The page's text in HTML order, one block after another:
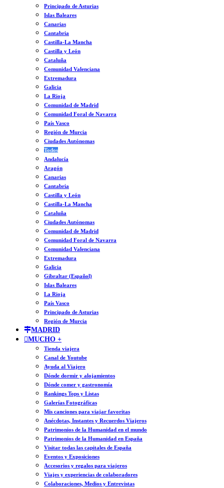
Principado de Asturias
Islas Baleares
Canarias
Cantabria
Castilla-La Mancha
Castilla y León
Cataluña
Comunidad Valenciana
Extremadura
Galicia
La Rioja
Comunidad de Madrid
Comunidad Foral de Navarra
País Vasco
Región de Murcia
Ciudades Autónomas
Todos
Andalucía
Aragón
Canarias
Cantabria
Castilla y León
Castilla-La Mancha
Cataluña
Ciudades Autónomas
Comunidad de Madrid
Comunidad Foral de Navarra
Comunidad Valenciana
Extremadura
Galicia
Gibraltar (Español)
Islas Baleares
La Rioja
País Vasco
Principado de Asturias
Región de Murcia
MADRID
MUCHO +
Tienda viajera
Canal de Youtube
Ayuda al Viajero
Dónde dormir y alojamientos
Dónde comer y gastronomía
Rankings Tops y Listas
Galerías Fotográficas
Mis canciones para viajar favoritas
Anécdotas, Instantes y Recuerdos Viajeros
Patrimonios de la Humanidad en el mundo
Patrimonios de la Humanidad en España
Visitar todas las capitales de España
Eventos y Exposiciones
Accesorios y regalos para viajeros
Viajes y experiencias de colaboradores
Colaboraciones, Medios y Entrevistas